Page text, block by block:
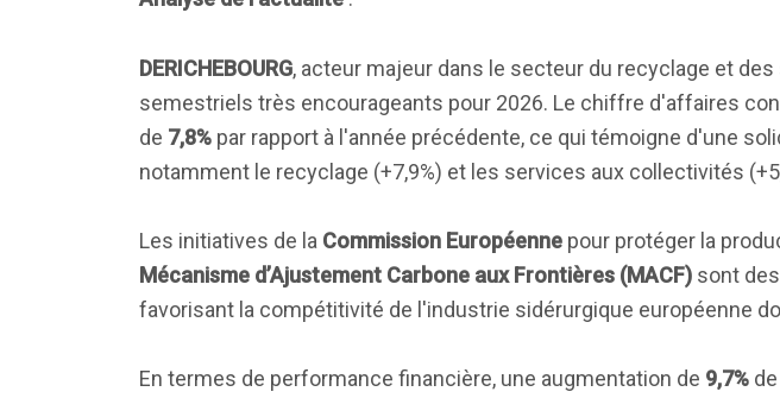
DERICHEBOURG, acteur majeur dans le secteur du recyclage et
semestriels très encourageants pour 2026. Le chiffre d'affaires
de 7,8% par rapport à l'année précédente, ce qui témoigne d'une
notamment le recyclage (+7,9%) et les services aux collectivités
Les initiatives de la Commission Européenne pour protéger la
Mécanisme d’Ajustement Carbone aux Frontières (MACF) sont
favorisant la compétitivité de l'industrie sidérurgique européenne
En termes de performance financière, une augmentation de 9,7%